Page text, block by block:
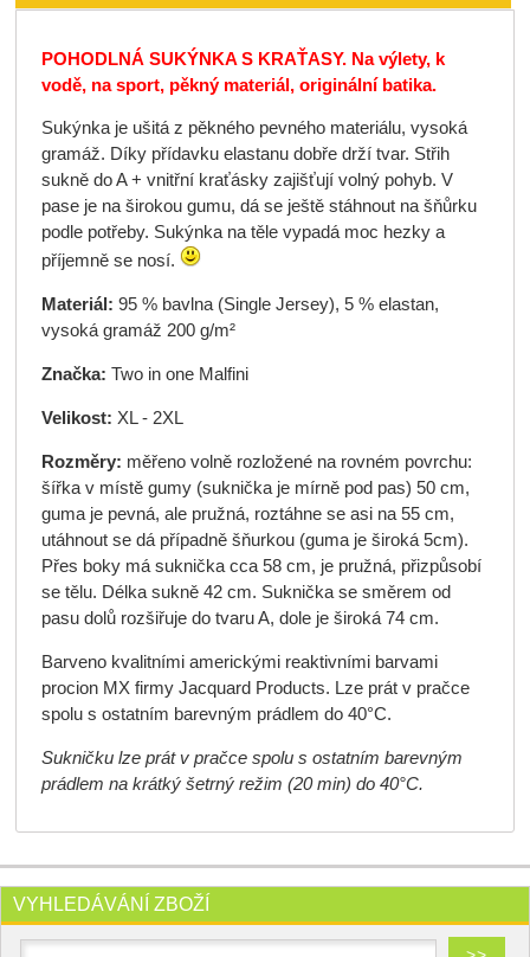
POHODLNÁ SUKÝNKA S KRAŤASY. Na výlety, k
vodě, na sport, pěkný materiál, originální batika.
Sukýnka je ušitá z pěkného pevného materiálu, vysoká
gramáž. Díky přídavku elastanu dobře drží tvar. Střih
sukně do A + vnitřní kraťásky zajišťují volný pohyb. V
pase je na širokou gumu, dá se ještě stáhnout na šňůrku
podle potřeby. Sukýnka na těle vypadá moc hezky a
příjemně se nosí.
Materiál: 95 % bavlna (Single Jersey), 5 % elastan,
vysoká gramáž 200 g/m²
Značka: Two in one Malfini
Velikost: XL - 2XL
Rozměry: měřeno volně rozložené na rovném povrchu:
šířka v místě gumy (suknička je mírně pod pas) 50 cm,
guma je pevná, ale pružná, roztáhne se asi na 55 cm,
utáhnout se dá případně šňurkou (guma je široká 5cm).
Přes boky má suknička cca 58 cm, je pružná, přizpůsobí
se tělu. Délka sukně 42 cm. Suknička se směrem od
pasu dolů rozšiřuje do tvaru A, dole je široká 74 cm.
Barveno kvalitními americkými reaktivními barvami
procion MX firmy Jacquard Products. Lze prát v pračce
spolu s ostatním barevným prádlem do 40°C.
Sukničku lze prát v pračce spolu s ostatním barevným
prádlem na krátký šetrný režim (20 min) do 40°C.
VYHLEDÁVÁNÍ ZBOŽÍ